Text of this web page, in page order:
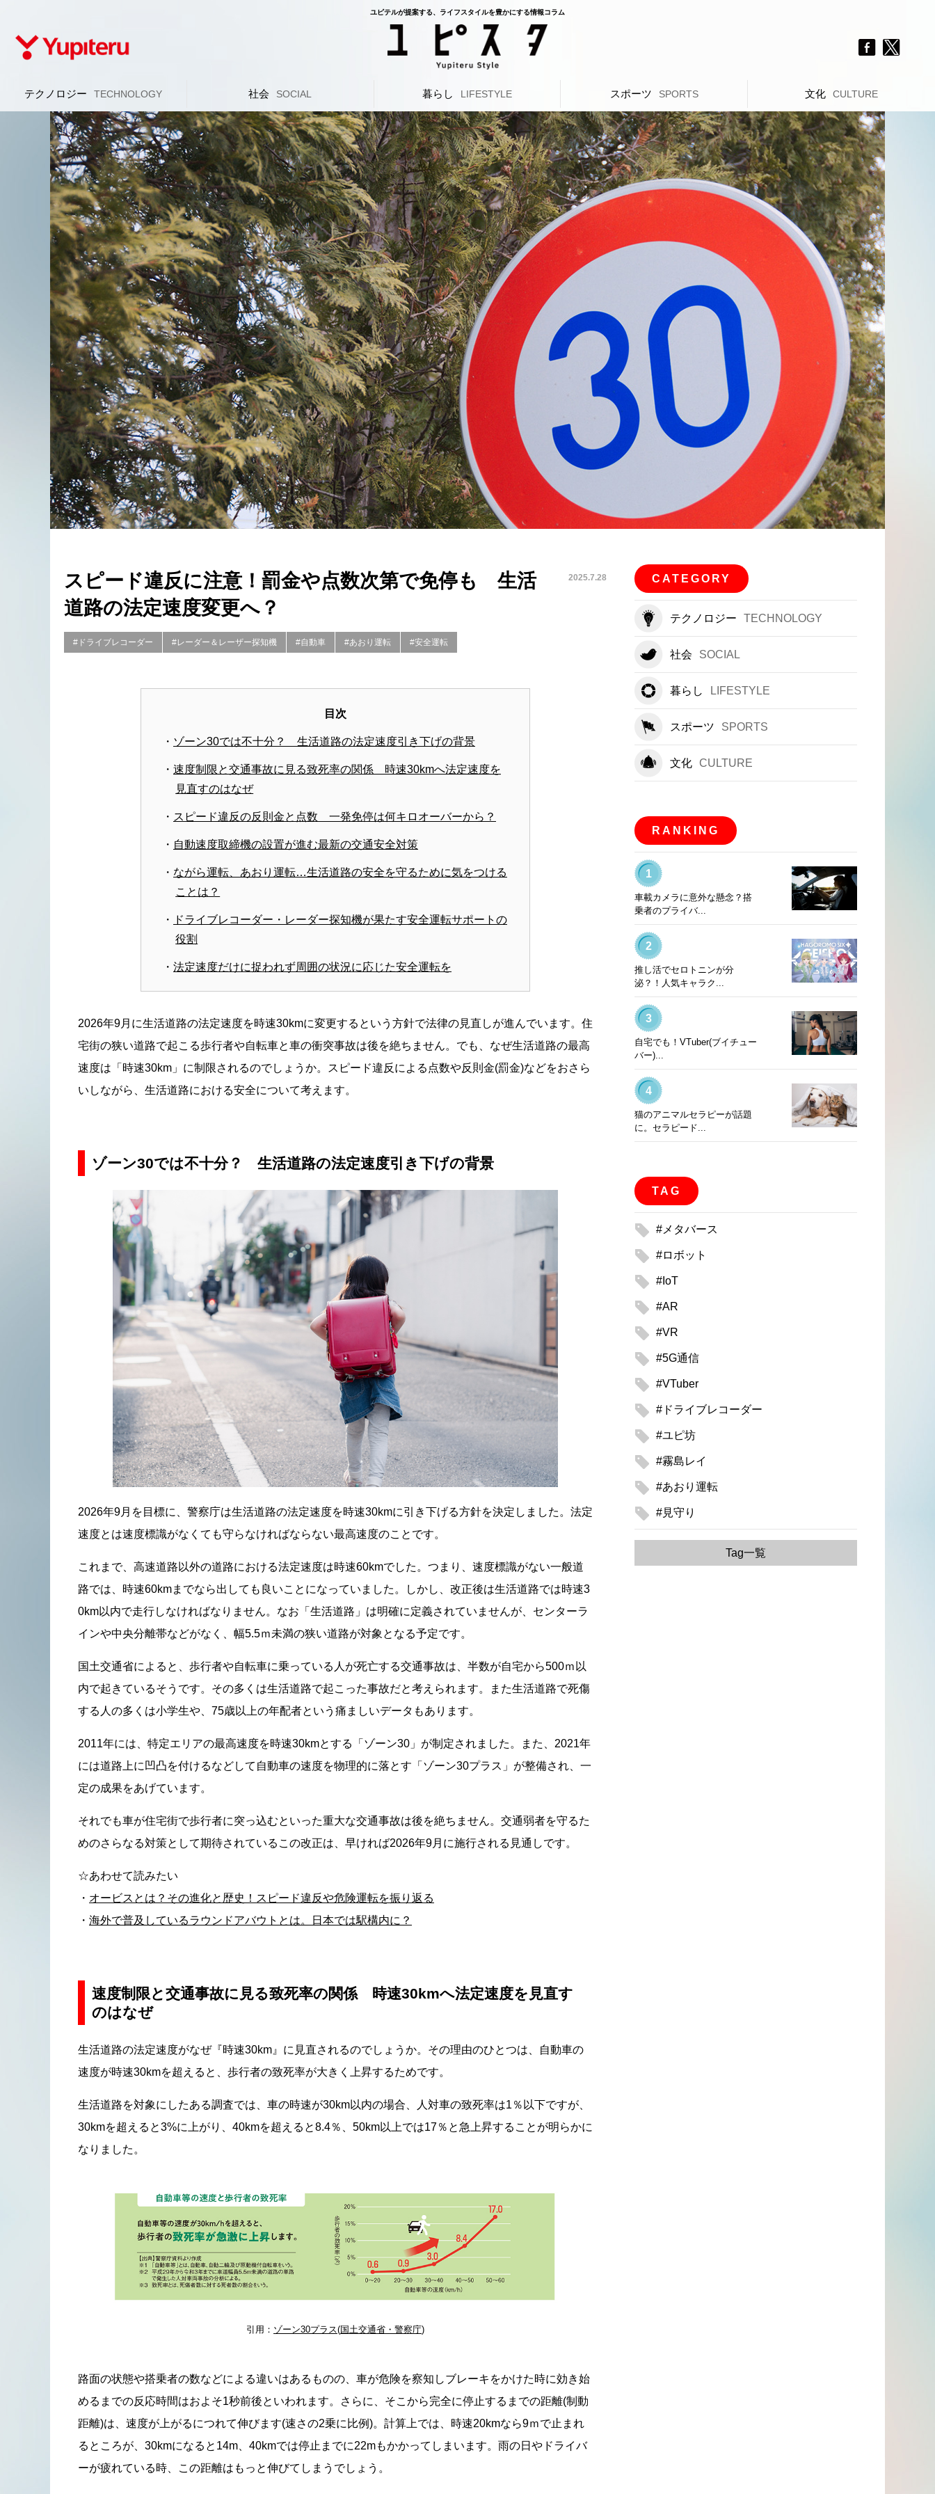
ユピテルが提案する、ライフスタイルを豊かにする情報コラム
テクノロジー TECHNOLOGY 社会 SOCIAL 暮らし LIFESTYLE スポーツ SPORTS 文化 CULTURE
スピード違反に注意！罰金や点数次第で免停も 生活
道路の法定速度変更へ？
2025.7.28
#ドライブレコーダー #レーダー＆レーザー探知機 #自動車 #あおり運転 #安全運転
目次
ゾーン30では不十分？ 生活道路の法定速度引き下げの背景
速度制限と交通事故に見る致死率の関係 時速30kmへ法定速度を
見直すのはなぜ
スピード違反の反則金と点数 一発免停は何キロオーバーから？
自動速度取締機の設置が進む最新の交通安全対策
ながら運転、あおり運転…生活道路の安全を守るために気をつける
ことは？
ドライブレコーダー・レーダー探知機が果たす安全運転サポートの
役割
法定速度だけに捉われず周囲の状況に応じた安全運転を
2026年9月に生活道路の法定速度を時速30kmに変更するという方針で法律の見直しが進んでいます。住
宅街の狭い道路で起こる歩行者や自転車と車の衝突事故は後を絶ちません。でも、なぜ生活道路の最高
速度は「時速30km」に制限されるのでしょうか。スピード違反による点数や反則金(罰金)などをおさら
いしながら、生活道路における安全について考えます。
ゾーン30では不十分？ 生活道路の法定速度引き下げの背景
2026年9月を目標に、警察庁は生活道路の法定速度を時速30kmに引き下げる方針を決定しました。法定
速度とは速度標識がなくても守らなければならない最高速度のことです。
これまで、高速道路以外の道路における法定速度は時速60kmでした。つまり、速度標識がない一般道
路では、時速60kmまでなら出しても良いことになっていました。しかし、改正後は生活道路では時速3
0km以内で走行しなければなりません。なお「生活道路」は明確に定義されていませんが、センターラ
インや中央分離帯などがなく、幅5.5ｍ未満の狭い道路が対象となる予定です。
国土交通省によると、歩行者や自転車に乗っている人が死亡する交通事故は、半数が自宅から500ｍ以
内で起きているそうです。その多くは生活道路で起こった事故だと考えられます。また生活道路で死傷
する人の多くは小学生や、75歳以上の年配者という痛ましいデータもあります。
2011年には、特定エリアの最高速度を時速30kmとする「ゾーン30」が制定されました。また、2021年
には道路上に凹凸を付けるなどして自動車の速度を物理的に落とす「ゾーン30プラス」が整備され、一
定の成果をあげています。
それでも車が住宅街で歩行者に突っ込むといった重大な交通事故は後を絶ちません。交通弱者を守るた
めのさらなる対策として期待されているこの改正は、早ければ2026年9月に施行される見通しです。
☆あわせて読みたい
・ オービスとは？その進化と歴史！スピード違反や危険運転を振り返る
・ 海外で普及しているラウンドアバウトとは。日本では駅構内に？
速度制限と交通事故に見る致死率の関係 時速30kmへ法定速度を見直す
のはなぜ
生活道路の法定速度がなぜ『時速30km』に見直されるのでしょうか。その理由のひとつは、自動車の
速度が時速30kmを超えると、歩行者の致死率が大きく上昇するためです。
生活道路を対象にしたある調査では、車の時速が30km以内の場合、人対車の致死率は1％以下ですが、
30kmを超えると3%に上がり、40kmを超えると8.4％、50km以上では17％と急上昇することが明らかに
なりました。
引用： ゾーン30プラス(国土交通省・警察庁)
路面の状態や搭乗者の数などによる違いはあるものの、車が危険を察知しブレーキをかけた時に効き始
めるまでの反応時間はおよそ1秒前後といわれます。さらに、そこから完全に停止するまでの距離(制動
距離)は、速度が上がるにつれて伸びます(速さの2乗に比例)。計算上では、時速20kmなら9ｍで止まれ
るところが、30kmになると14m、40kmでは停止までに22mもかかってしまいます。雨の日やドライバ
ーが疲れている時、この距離はもっと伸びてしまうでしょう。
CATEGORY
テクノロジー TECHNOLOGY
社会 SOCIAL
暮らし LIFESTYLE
スポーツ SPORTS
文化 CULTURE
RANKING
1
車載カメラに意外な懸念？搭
乗者のプライバ...
2
推し活でセロトニンが分
泌？！人気キャラク...
3
自宅でも！VTuber(ブイチュー
バー)...
4
猫のアニマルセラピーが話題
に。セラピード...
TAG
#メタバース
#ロボット
#IoT
#AR
#VR
#5G通信
#VTuber
#ドライブレコーダー
#ユピ坊
#霧島レイ
#あおり運転
#見守り
Tag一覧